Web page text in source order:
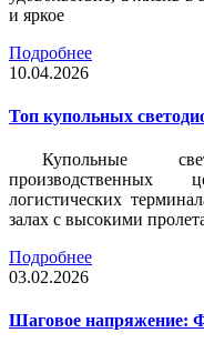
и яркое
Подробнее
10.04.2026
Топ купольных
Купольные
производственных
логистических
залах с высокими
Подробнее
03.02.2026
Шаговое напряжение: